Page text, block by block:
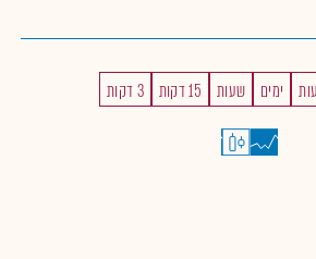
ימים שעות 15 דקות 3 דקות